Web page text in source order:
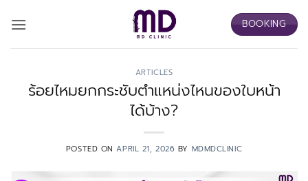
BOOKING
ARTICLES
ร้อยไหมยกกระชับตำแหน่งไหนของใบหน้า
ได้บ้าง?
POSTED ONAPRIL 21, 2026 BY MDMDCLINIC